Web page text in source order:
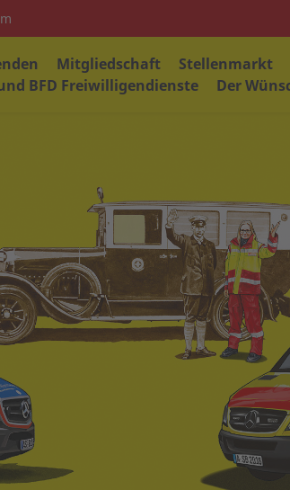
Mitgliedschaft
Stellenmarkt
BFD Freiwilligendienste
Der